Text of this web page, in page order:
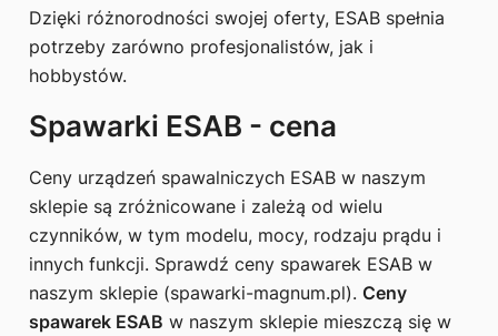
Dzięki różnorodności swojej oferty, ESAB spełnia
potrzeby zarówno profesjonalistów, jak i
hobbystów.
Spawarki ESAB - cena
Ceny urządzeń spawalniczych ESAB w naszym
sklepie są zróżnicowane i zależą od wielu
czynników, w tym modelu, mocy, rodzaju prądu i
innych funkcji. Sprawdź ceny spawarek ESAB w
naszym sklepie (spawarki-magnum.pl). Ceny
spawarek ESAB w naszym sklepie mieszczą się w